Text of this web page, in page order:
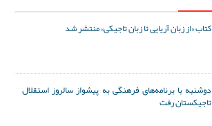
کتاب «از زبان آریایی تا زبان تاجیکی» منتشر شد
دوشنبه با برنامه‌های فرهنگی به پیشواز سالروز استقلال
تاجیکستان رفت